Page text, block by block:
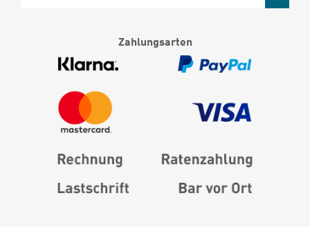
Zahlungsarten